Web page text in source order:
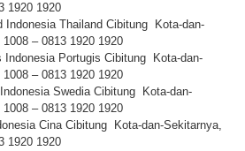
1920 1920
Indonesia Thailand Cibitung Kota-dan-
– 0813 1920 1920
Indonesia Portugis Cibitung Kota-dan-
– 0813 1920 1920
Swedia Cibitung Kota-dan-
– 0813 1920 1920
Cina Cibitung Kota-dan-Sekitarnya,
1920 1920